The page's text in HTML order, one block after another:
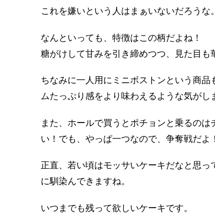
これを嫌いという人はまぁいないだろう
なんといっても、特徴はこの柄だよね！
糖がけして甘みを引き締めつつ、見た目も
ちなみに一人用にミニボストンという商
ムたっぷり感をより味わえるような気がし
また、ホールで買うとポチョンと乗るの
い！でも、やっぱ一つなので、争奪戦だよ！
正直、若い頃はモッサいケーキだなと思
に馴染んできますね。
いつまでも残って欲しいケーキです。